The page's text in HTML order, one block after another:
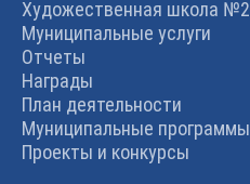
Художественная школа №2
Муниципальные услуги
Отчеты
Награды
План деятельности
Муниципальные программы
Проекты и конкурсы